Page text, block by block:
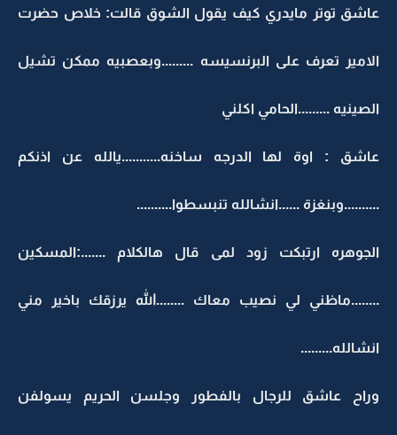
عاشق توتر مايدري كيف يقول الشوق قالت: خلاص حضرت
الامير تعرف على البرنسيسه .........وبعصبيه ممكن تشيل
الصينيه .........الحامي اكلني
عاشق : اوة لها الدرجه ساخنه...........يالله عن اذنكم
..........وبنغزة ......انشالله تنبسطوا..........
الجوهره ارتبكت زود لمى قال هالكلام .......:المسكين
........ماظني لي نصيب معاك ........الله يرزقك باخير مني
انشالله.........
وراح عاشق للرجال بالفطور وجلسن الحريم يسولفن